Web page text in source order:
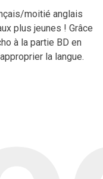
moitié anglais
plus jeunes ! Grâce
à la partie BD en
la langue.